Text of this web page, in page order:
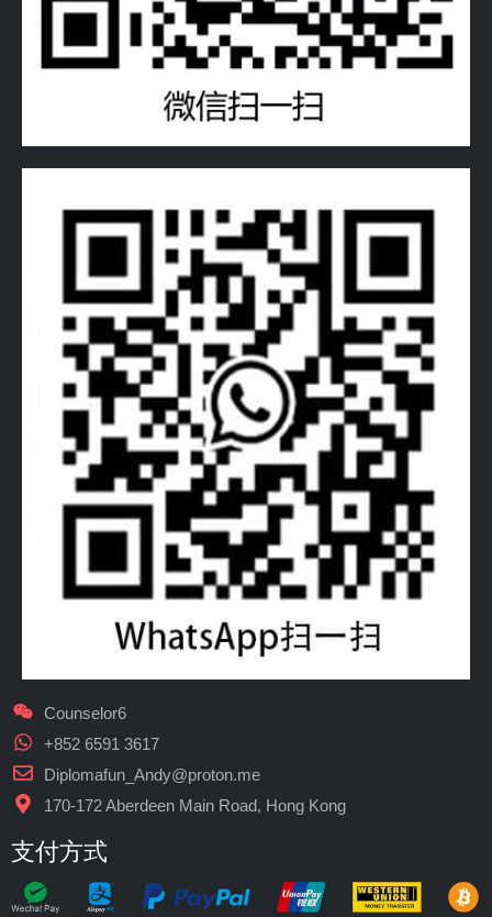
Counselor6
+852 6591 3617
Diplomafun_Andy@proton.me
170-172 Aberdeen Main Road, Hong Kong
支付方式